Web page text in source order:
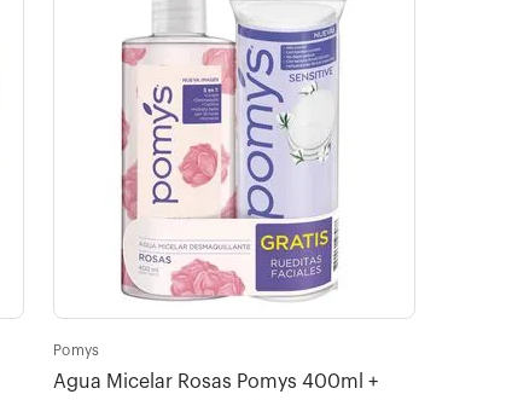
Pomys
Agua Micelar Rosas Pomys 400ml +